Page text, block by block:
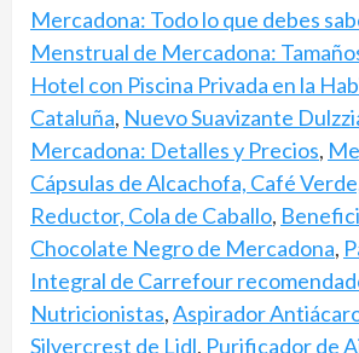
Mercadona: Todo lo que debes
Menstrual de Mercadona:
Hotel con Piscina Privada en la
Cataluña, Nuevo Suavizante
Mercadona: Detalles y Precios,
Cápsulas de Alcachofa, Café
Reductor, Cola de Caballo,
Chocolate Negro de Mercadona,
Integral de Carrefour
Nutricionistas,Aspirador
Silvercrest de Lidl, Purificador de